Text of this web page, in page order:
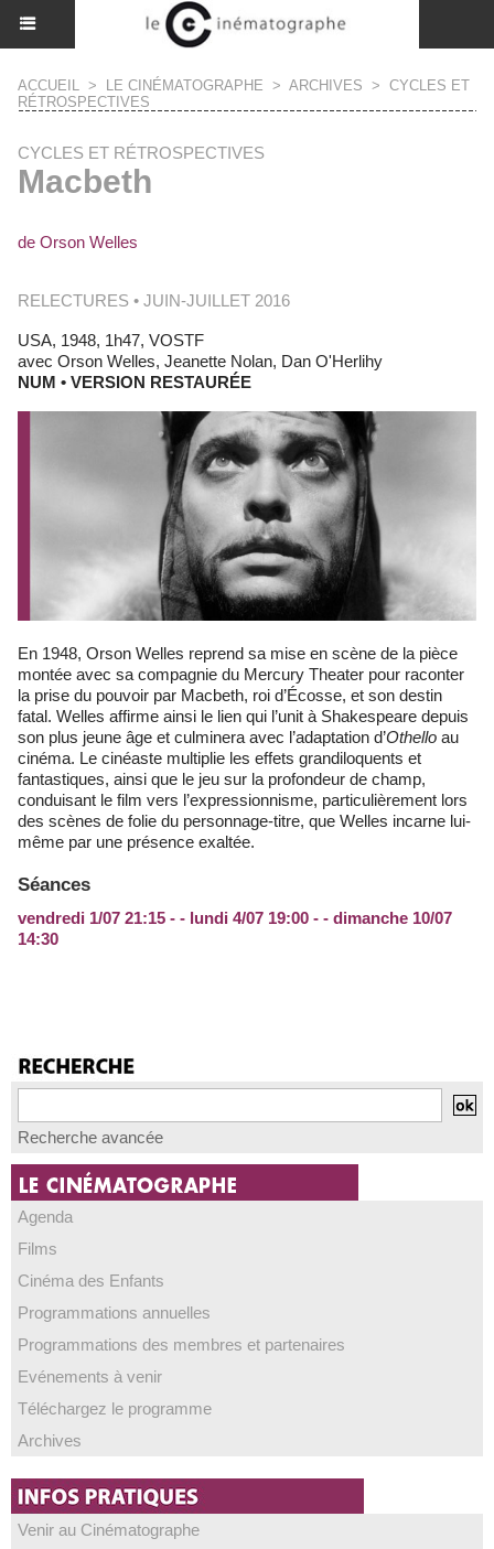
ACCUEIL > LE CINÉMATOGRAPHE > ARCHIVES > CYCLES ET
RÉTROSPECTIVES
CYCLES ET RÉTROSPECTIVES
Macbeth
de Orson Welles
RELECTURES • JUIN-JUILLET 2016
USA, 1948, 1h47, VOSTF
avec Orson Welles, Jeanette Nolan, Dan O'Herlihy
NUM • VERSION RESTAURÉE
En 1948, Orson Welles reprend sa mise en scène de la pièce
montée avec sa compagnie du Mercury Theater pour raconter
la prise du pouvoir par Macbeth, roi d’Écosse, et son destin
fatal. Welles affirme ainsi le lien qui l’unit à Shakespeare depuis
son plus jeune âge et culminera avec l’adaptation d’Othello au
cinéma. Le cinéaste multiplie les effets grandiloquents et
fantastiques, ainsi que le jeu sur la profondeur de champ,
conduisant le film vers l’expressionnisme, particulièrement lors
des scènes de folie du personnage-titre, que Welles incarne lui-
même par une présence exaltée.
Séances
vendredi 1/07 21:15 - - lundi 4/07 19:00 - - dimanche 10/07
14:30
Recherche avancée
Agenda
Films
Cinéma des Enfants
Programmations annuelles
Programmations des membres et partenaires
Evénements à venir
Téléchargez le programme
Archives
Venir au Cinématographe